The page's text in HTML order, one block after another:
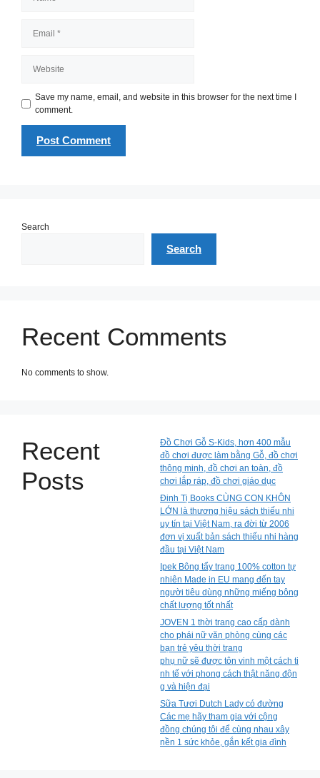
Save my name, email, and website in this browser for the next time I
comment.
Search
Search
Recent Comments
No comments to show.
Recent
Posts
Đồ Chơi Gỗ S-Kids, hơn 400 mẫu
đồ chơi được làm bằng Gỗ, đồ chơi
thông minh, đồ chơi an toàn, đồ
chơi lắp ráp, đồ chơi giáo dục
Đinh Tị Books CÙNG CON KHÔN
LỚN là thương hiệu sách thiếu nhi
uy tín tại Việt Nam, ra đời từ 2006
đơn vị xuất bản sách thiếu nhi hàng
đầu tại Việt Nam
Ipek Bông tẩy trang 100% cotton tự
nhiên Made in EU mang đến tay
người tiêu dùng những miếng bông
chất lượng tốt nhất
JOVEN 1 thời trang cao cấp dành
cho phái nữ văn phòng cùng các
bạn trẻ yêu thời trang
phụ nữ sẽ được tôn vinh một cách ti
nh tế với phong cách thật năng độn
g và hiện đại
Sữa Tươi Dutch Lady có đường
Các mẹ hãy tham gia với cộng
đồng chúng tôi để cùng nhau xây
nền 1 sức khỏe, gắn kết gia đình